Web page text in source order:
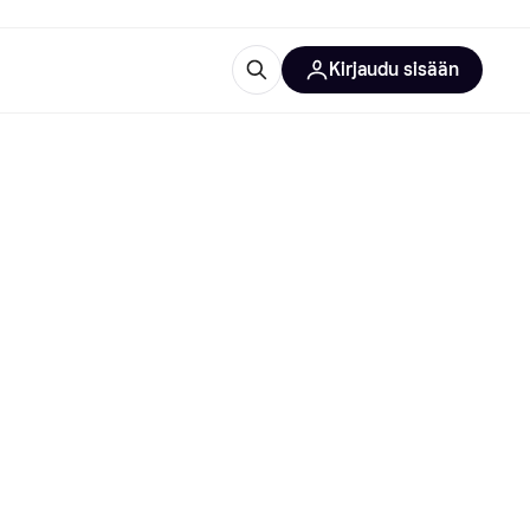
Kirjaudu sisään